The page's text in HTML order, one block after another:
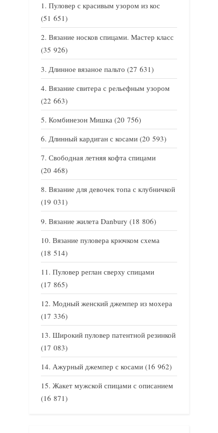
Пуловер с красивым узором из кос
(51 651)
Вязание носков спицами. Мастер класс
(35 926)
Длинное вязаное пальто (27 631)
Вязание свитера с рельефным узором
(22 663)
Комбинезон Мишка (20 756)
Длинный кардиган с косами (20 593)
Свободная летняя кофта спицами
(20 468)
Вязание для девочек топа с клубничкой
(19 031)
Вязание жилета Danbury (18 806)
Вязание пуловера крючком схема
(18 514)
Пуловер реглан сверху спицами
(17 865)
Модный женский джемпер из мохера
(17 336)
Широкий пуловер патентной резинкой
(17 083)
Ажурный джемпер с косами (16 962)
Жакет мужской спицами с описанием
(16 871)